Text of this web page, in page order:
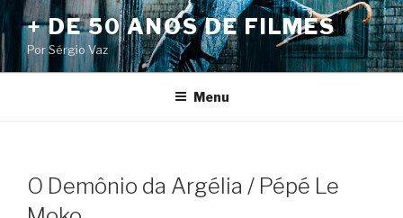
Pular
para
o
conteúdo
+ DE 50 ANOS DE FILMES
Por Sérgio Vaz
Menu
O Demônio da Argélia / Pépé Le